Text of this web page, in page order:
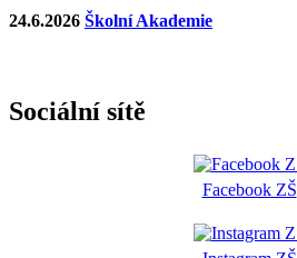
24.6.2026 Školní Akademie
Sociální sítě
Facebook ZŠ